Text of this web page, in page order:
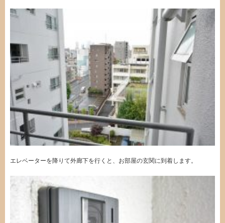
エレベーターを降りて外廊下を行くと、お部屋の玄関に到着します。